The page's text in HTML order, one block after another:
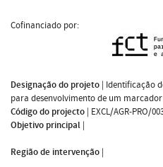
Cofinanciado por:
Designação do projeto | Identificação
para desenvolvimento de um
Código do projecto | EXCL/AGR-PRO/
Objetivo principal |
Região de intervenção |